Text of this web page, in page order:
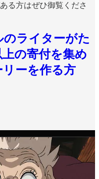
る方はぜひ御覧くださ
ライターがた
の寄付を集め
ーを作る方